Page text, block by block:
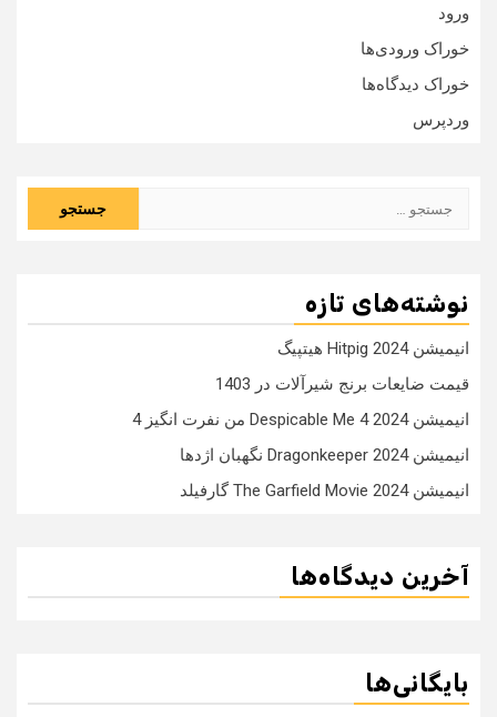
ورود
خوراک ورودی‌ها
خوراک دیدگاه‌ها
وردپرس
نوشته‌های تازه
انیمیشن Hitpig 2024 هیتپیگ
قیمت ضایعات برنج شیرآلات در 1403
انیمیشن Despicable Me 4 2024 من نفرت انگیز 4
انیمیشن Dragonkeeper 2024 نگهبان اژدها
انیمیشن The Garfield Movie 2024 گارفیلد
آخرین دیدگاه‌ها
بایگانی‌ها